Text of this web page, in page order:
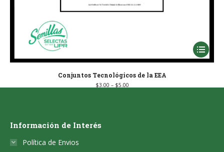
This
product
multiple
Conjuntos Tecnológicos de la EEA
$3.00 – $5.00Price
range:
Información de Interés
Política de Envios